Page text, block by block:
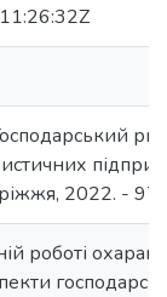
2022. - 97
роботі